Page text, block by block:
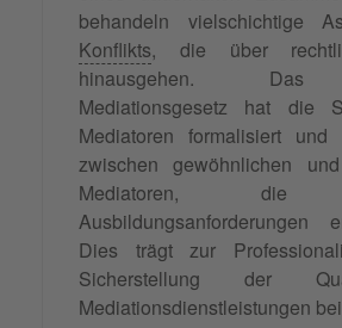
behandeln vielschichtige
Konflikts, die über
hinausgehen. Das
Mediationsgesetz hat die
Mediatoren formalisiert und
zwischen gewöhnlichen
Mediatoren, die
Ausbildungsanforderungen
Dies trägt zur
Sicherstellung der
Mediationsdienstleistungen